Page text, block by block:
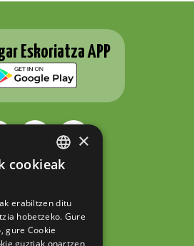
Eskoriatza APP
UDALA
Eskoriatza plaza 1
(Gipuzkoa)
943 71 44 07
BASQUE
×
cookieak
erabiltzen ditu
hobetzeko. Gure
gure Cookie
guztiak onartzen